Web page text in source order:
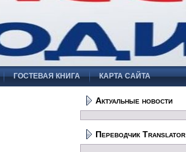
ГОСТЕВАЯ КНИГА
КАРТА САЙТА
Актуальные новости
Переводчик Translator